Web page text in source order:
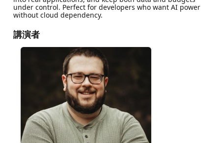
under control. Perfect for developers who want AI power
without cloud dependency.
講演者